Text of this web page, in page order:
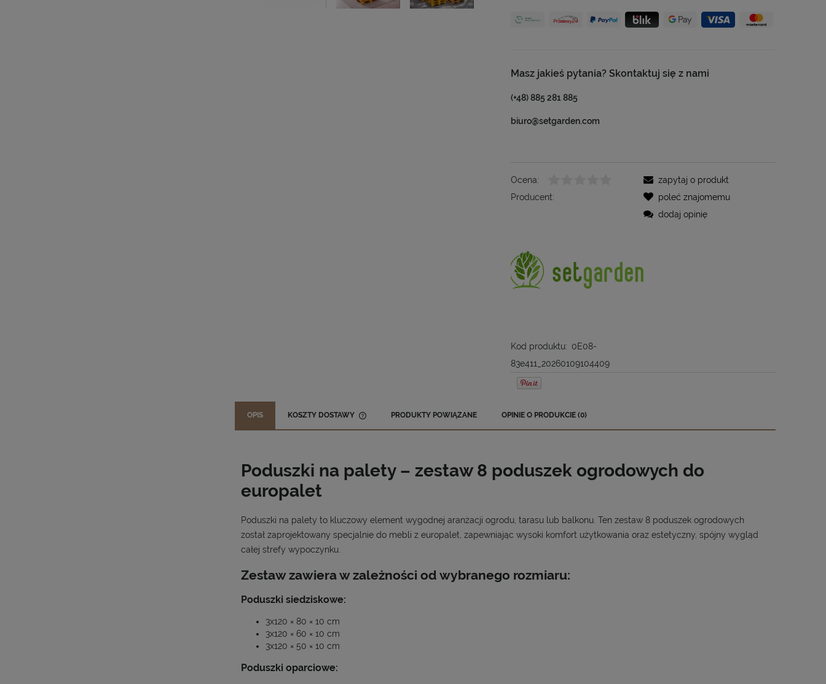
Masz jakieś pytania? Skontaktuj się z nami
(+48) 885 281 885
biuro@setgarden.com
Ocena:
Producent:
Kod produktu: 0E08-
83e411_20260109104409
zapytaj o produkt
poleć znajomemu
dodaj opinię
OPIS KOSZTY DOSTAWY PRODUKTY POWIĄZANE OPINIE O PRODUKCIE (0)
Poduszki na palety – zestaw 8 poduszek ogrodowych do
europalet
Poduszki na palety to kluczowy element wygodnej aranżacji ogrodu, tarasu lub balkonu. Ten zestaw 8 poduszek ogrodowych
został zaprojektowany specjalnie do mebli z europalet, zapewniając wysoki komfort użytkowania oraz estetyczny, spójny wygląd
całej strefy wypoczynku.
Zestaw zawiera w zależności od wybranego rozmiaru:
Poduszki siedziskowe:
3x120 × 80 × 10 cm
3x120 × 60 × 10 cm
3x120 × 50 × 10 cm
Poduszki oparciowe: